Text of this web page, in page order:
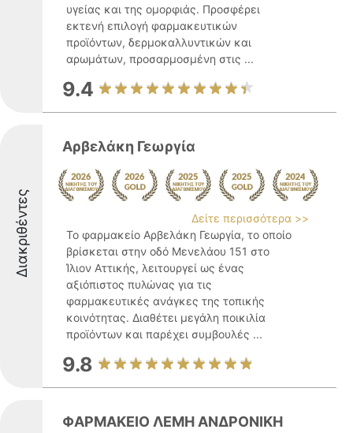
υγείας και της ομορφιάς. Προσφέρει
εκτενή επιλογή φαρμακευτικών
προϊόντων, δερμοκαλλυντικών και
αρωμάτων, προσαρμοσμένη στις ...
9.4
Διακριθέντες
Αρβελάκη Γεωργία
Δείτε περισσότερα >>
Το φαρμακείο Αρβελάκη Γεωργία, το οποίο
βρίσκεται στην οδό Μενελάου 151 στο
Ίλιον Αττικής, λειτουργεί ως ένας
αξιόπιστος πυλώνας για τις
φαρμακευτικές ανάγκες της τοπικής
κοινότητας. Διαθέτει μεγάλη ποικιλία
προϊόντων και παρέχει συμβουλές ...
9.8
ΦΑΡΜΑΚΕΙΟ ΛΕΜΗ ΑΝΔΡΟΝΙΚΗ